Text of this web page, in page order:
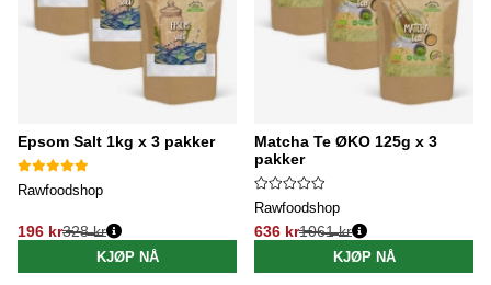
Epsom Salt 1kg x 3 pakker
Rawfoodshop
196 kr
Vanlig pris:
328 kr
KJØP NÅ
Matcha Te ØKO 125g x 3
pakker
Rawfoodshop
636 kr
Vanlig pris:
1061 kr
KJØP NÅ